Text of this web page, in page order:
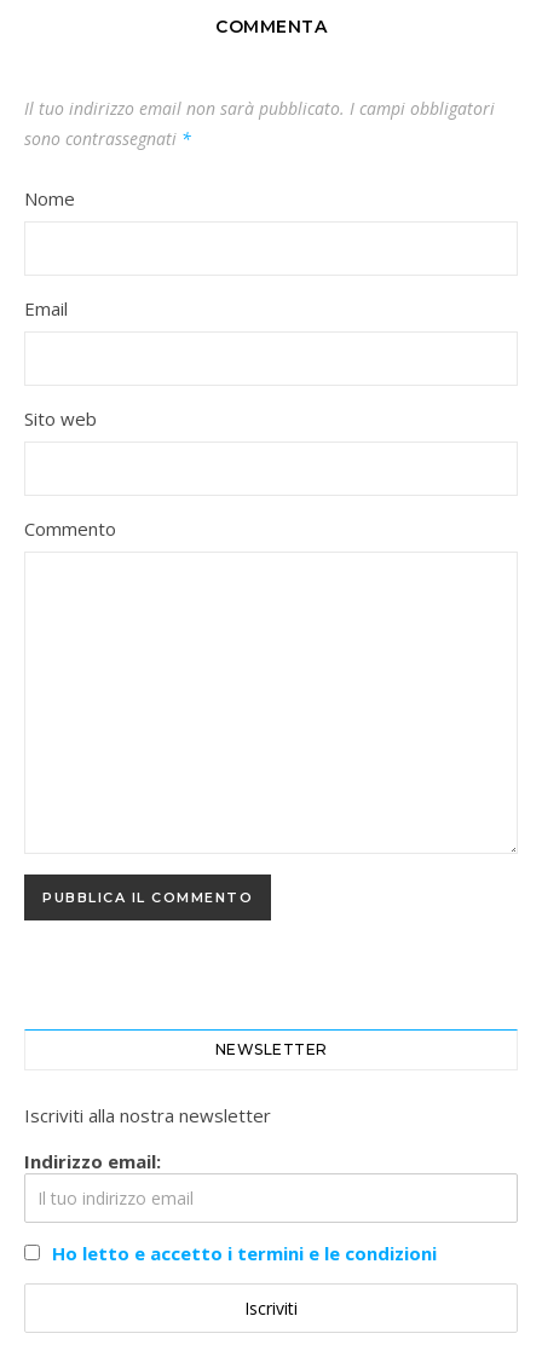
COMMENTA
Il tuo indirizzo email non sarà pubblicato. I campi obbligatori
sono contrassegnati *
Nome
Email
Sito web
Commento
NEWSLETTER
Iscriviti alla nostra newsletter
Indirizzo email:
Ho letto e accetto i termini e le condizioni